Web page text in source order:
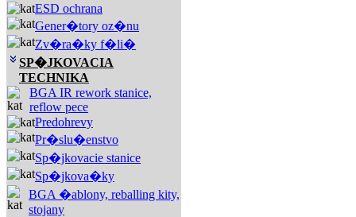
ESD ochrana
Gener�tory oz�nu
Zv�ra�ky f�li�
SP�JKOVACIA
TECHNIKA
BGA IR rework stanice,
reflow pece
Predohrevy
Pr�slu�enstvo
Sp�jkovacie stanice
Sp�jkova�ky
BGA �ablony, reballing kity,
stojany